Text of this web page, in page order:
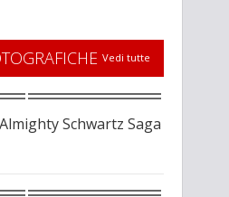
Vedi tutte
Schwartz Saga